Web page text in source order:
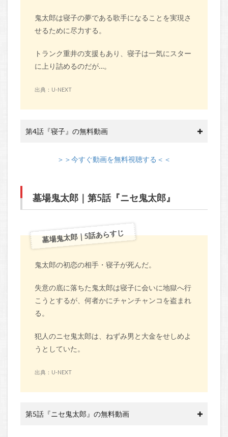
鬼太郎は寝子の夢である歌手になることを実現さ
せるために尽力する。
トランク重井の支援もあり、寝子は一気にスター
に上り詰めるのだが…。
出典：U-NEXT
第4話『寝子』の無料動画
＞＞今すぐ動画を無料視聴する＜＜
墓場鬼太郎｜第5話『ニセ鬼太郎』
墓場鬼太郎｜5話あらすじ
鬼太郎の初恋の相手・寝子が死んだ。
失意の底に落ちた鬼太郎は寝子に会いに地獄へ行
こうとするが、何者かにチャンチャンコを盗まれ
る。
犯人のニセ鬼太郎は、ねずみ男と大金をせしめよ
うとしていた。
出典：U-NEXT
第5話『ニセ鬼太郎』の無料動画